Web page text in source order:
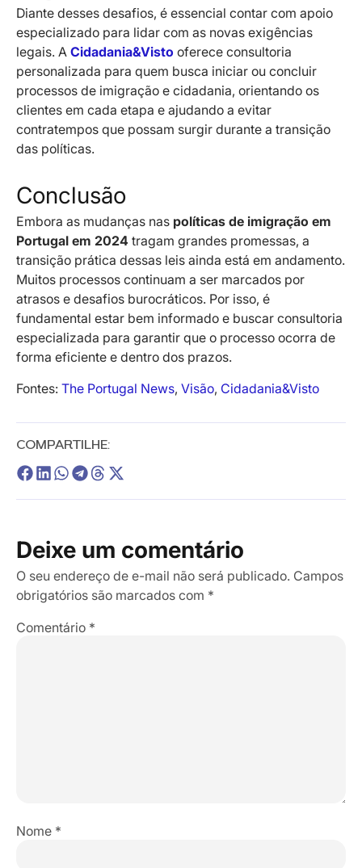
Diante desses desafios, é essencial contar com apoio
especializado para lidar com as novas exigências
legais. A Cidadania&Visto oferece consultoria
personalizada para quem busca iniciar ou concluir
processos de imigração e cidadania, orientando os
clientes em cada etapa e ajudando a evitar
contratempos que possam surgir durante a transição
das políticas.
Conclusão
Embora as mudanças nas políticas de imigração em
Portugal em 2024 tragam grandes promessas, a
transição prática dessas leis ainda está em andamento.
Muitos processos continuam a ser marcados por
atrasos e desafios burocráticos. Por isso, é
fundamental estar bem informado e buscar consultoria
especializada para garantir que o processo ocorra de
forma eficiente e dentro dos prazos.
Fontes: The Portugal News, Visão, Cidadania&Visto
COMPARTILHE:
Deixe um comentário
O seu endereço de e-mail não será publicado. Campos
obrigatórios são marcados com *
Comentário *
Nome *